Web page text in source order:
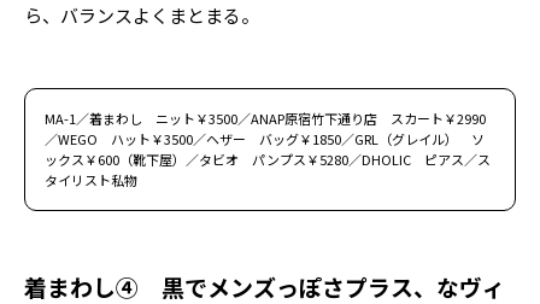
ら、バランスよくまとまる。
MA-1／着まわし ニット￥3500／ANAP原宿竹下通り店 スカート￥2990
／WEGO ハット￥3500／ヘザー バッグ￥1850／GRL（グレイル） ソ
ックス￥600（靴下屋）／タビオ パンプス￥5280／DHOLIC ピアス／ス
タイリスト私物
着まわし④ 黒でメンズっぽさプラス、なヴィ